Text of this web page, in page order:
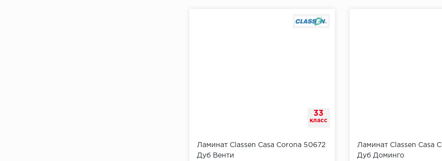
33
класс
Ламинат Classen Casa Corona 50672
Дуб Венти
Ламинат Classen Casa
Дуб Доминго